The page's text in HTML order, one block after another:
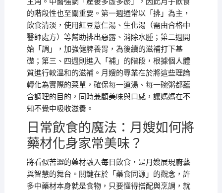
的階段性也至關重要。第一週通常以「排」為主，
飲食清淡，使用紅豆薏仁湯、生化湯（需由合格中
醫師處方）等幫助排出惡露、消除水腫；第二週開
始「調」，加強健脾養胃，為後續的滋補打下基
礎；第三、四週則進入「補」的階段，根據個人體
質進行較溫和的滋補。月嫂的專業在於將這些理論
轉化為實際的菜單，確保每一道湯、每一碗粥都蘊
含調理的目的，同時兼顧美味與口感，讓媽媽在不
知不覺中吸收滋養。
日常飲食的魔法：月嫂如何將
藥材化身家常美味？
將看似苦澀的藥材融入每日飲食，是月嫂展現廚藝
與智慧的舞台。關鍵在於「藥食同源」的觀念，許
多中藥材本身就是食物，只要懂得搭配與烹調，就